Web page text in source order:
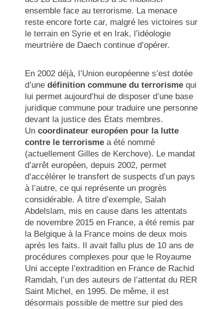
ensemble face au terrorisme. La menace
reste encore forte car, malgré les victoires sur
le terrain en Syrie et en Irak, l’idéologie
meurtrière de Daech continue d’opérer.
En 2002 déjà, l’Union européenne s’est dotée
d’unedéfinition commune du terrorisme qui
lui permet aujourd’hui de disposer d’une base
juridique commune pour traduire une personne
devant la justice des États membres.
Uncoordinateur européen pour la lutte
contre le terrorisme a été nommé
(actuellement Gilles de Kerchove). Le mandat
d’arrêt européen, depuis 2002, permet
d’accélérer le transfert de suspects d’un pays
à l’autre, ce qui représente un progrès
considérable. À titre d’exemple, Salah
Abdelslam, mis en cause dans les attentats
de novembre 2015 en France, a été remis par
la Belgique à la France moins de deux mois
après les faits. Il avait fallu plus de 10 ans de
procédures complexes pour que le Royaume
Uni accepte l’extradition en France de Rachid
Ramdah, l’un des auteurs de l’attentat du RER
Saint Michel, en 1995. De même, il est
désormais possible de mettre sur pied des